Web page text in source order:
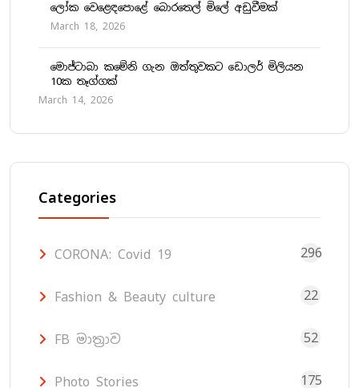
ලෝක වෙළෙඳපොළේ බොරතෙල් මිලේ අඩුවීමක්
March 18, 2026
මොජ්ටාබා කමේනි ගැන ඔත්තුවකට ඩොලර් මිලියන
10ක තෑග්ගක්
March 14, 2026
Categories
CORONA: Covid 19 296
Fashion & Beauty culture 22
FB මාත්‍රාව 52
Photo Stories 175